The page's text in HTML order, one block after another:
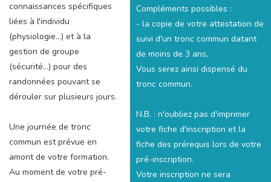
connaissances spécifiques
liées à l'individu
(physiologie...) et à la
gestion de groupe
(sécurité...) pour des
randonnées pouvant se
dérouler sur plusieurs jours.
Une journée de tronc
commun est prévue en
amont de votre formation.
Au moment de votre pré-
Compléments possibles :
- la copie de votre attestation de
suivi d'un tronc commun datant
de moins de 3 ans,
Vous serez ainsi dispensé du
tronc commun.
N.B. : n'oubliez pas d'imprimer
votre fiche d'inscription et la
fiche des prérequis lors de votre
pré-inscription.
Votre inscription ne sera